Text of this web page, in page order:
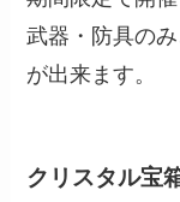
武器・防具の
が出来ます。
クリスタル宝